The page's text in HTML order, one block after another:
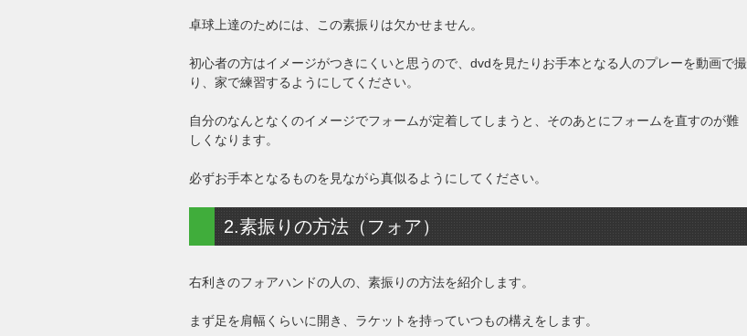
卓球上達のためには、この素振りは欠かせません。
初心者の方はイメージがつきにくいと思うので、dvdを見たりお手本となる人のプレーを動画で撮
り、家で練習するようにしてください。
自分のなんとなくのイメージでフォームが定着してしまうと、そのあとにフォームを直すのが難
しくなります。
必ずお手本となるものを見ながら真似るようにしてください。
2.素振りの方法（フォア）
右利きのフォアハンドの人の、素振りの方法を紹介します。
まず足を肩幅くらいに開き、ラケットを持っていつもの構えをします。